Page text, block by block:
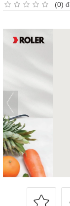
(0)